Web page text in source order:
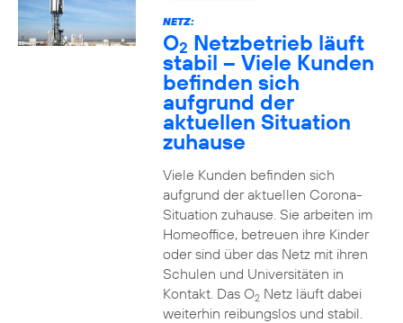
NETZ:
O2 Netzbetrieb läuft
stabil – Viele Kunden
befinden sich
aufgrund der
aktuellen Situation
zuhause
Viele Kunden befinden sich
aufgrund der aktuellen Corona-
Situation zuhause. Sie arbeiten im
Homeoffice, betreuen ihre Kinder
oder sind über das Netz mit ihren
Schulen und Universitäten in
Kontakt. Das O2Netz läuft dabei
weiterhin reibungslos und stabil.